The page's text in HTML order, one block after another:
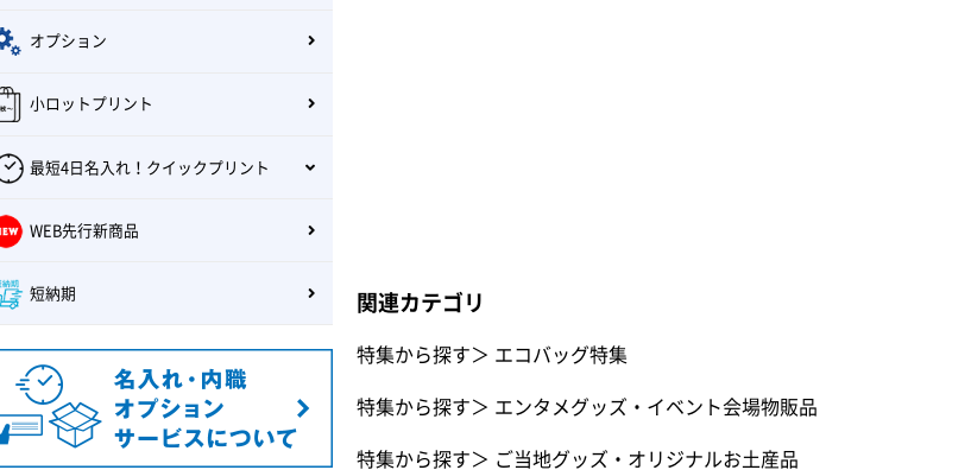
関連カテゴリ
特集から探す＞ エコバッグ特集
特集から探す＞ エンタメグッズ・イベント会場物販品
特集から探す＞ ご当地グッズ・オリジナルお土産品
オプション
小ロットプリント
最短4日名入れ！クイックプリント
WEB先行新商品
短納期